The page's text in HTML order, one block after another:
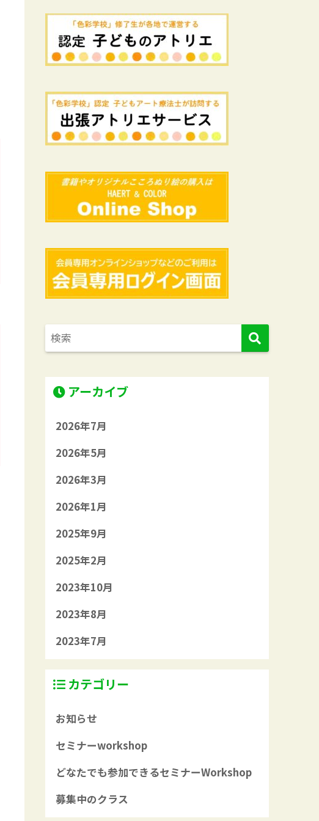
アーカイブ
2026年7月
2026年5月
2026年3月
2026年1月
2025年9月
2025年2月
2023年10月
2023年8月
2023年7月
カテゴリー
お知らせ
セミナーworkshop
どなたでも参加できるセミナーWorkshop
募集中のクラス